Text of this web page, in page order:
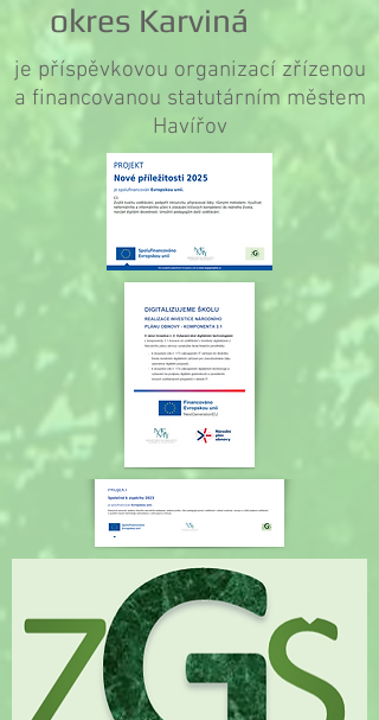
okres Karviná
je příspěvkovou organizací zřízenou
a financovanou statutárním městem
Havířov